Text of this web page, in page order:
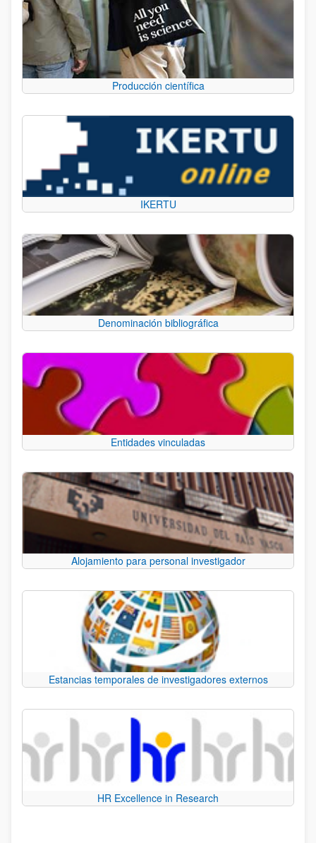
Producción científica
IKERTU
Denominación bibliográfica
Entidades vinculadas
Alojamiento para personal investigador
Estancias temporales de investigadores externos
HR Excellence in Research